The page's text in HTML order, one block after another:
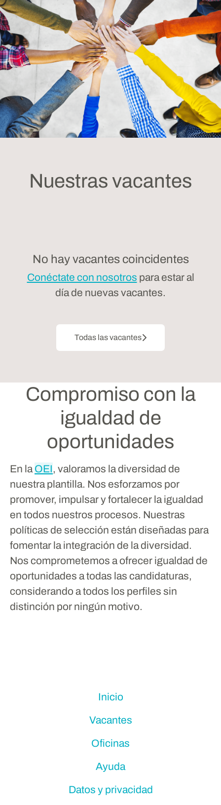
Nuestras vacantes
No hay vacantes coincidentes
Conéctate con nosotros para estar al
día de nuevas vacantes.
Todas las vacantes
Compromiso con la
igualdad de
oportunidades
En la OEI, valoramos la diversidad de
nuestra plantilla. Nos esforzamos por
promover, impulsar y fortalecer la igualdad
en todos nuestros procesos. Nuestras
políticas de selección están diseñadas para
fomentar la integración de la diversidad.
Nos comprometemos a ofrecer igualdad de
oportunidades a todas las candidaturas,
considerando a todos los perfiles sin
distinción por ningún motivo.
Inicio
Vacantes
Oficinas
Ayuda
Datos y privacidad